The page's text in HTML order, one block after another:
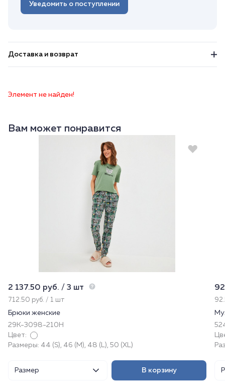
Уведомить о поступлении
Доставка и возврат
Элемент не найден!
Вам может понравится
2 137.50 руб. / 3 шт
712.50 руб. / 1 шт
Брюки женские
29К-3098-210Н
Цвет:
Размеры: 44 (S), 46 (M), 48 (L), 50 (XL)
Размер В корзину